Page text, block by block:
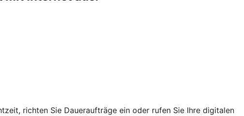
richten Sie Daueraufträge ein oder rufen Sie Ihre digitalen